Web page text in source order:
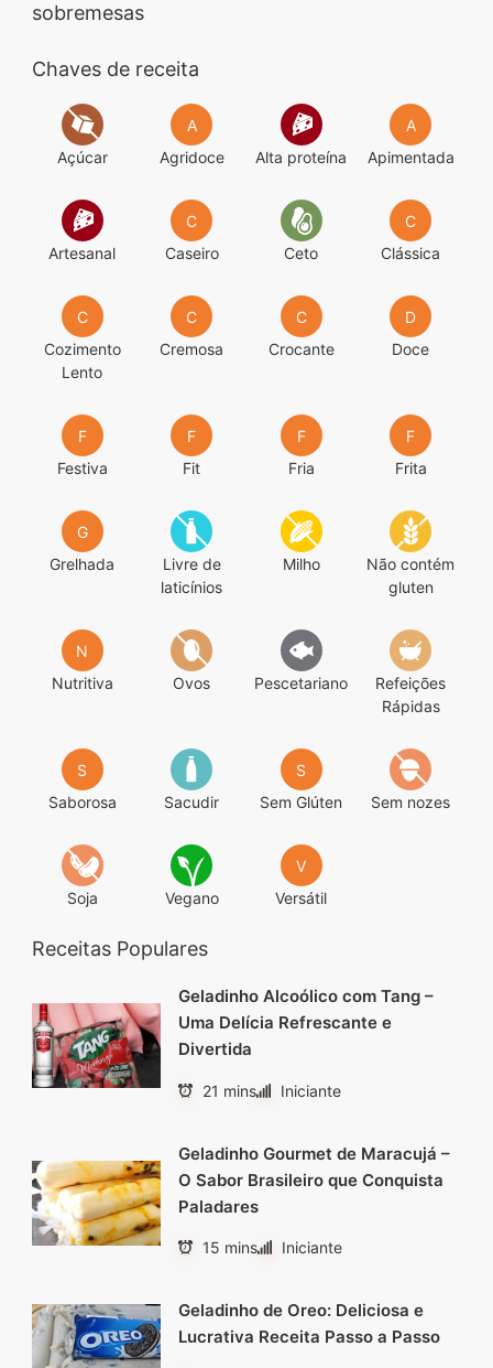
sobremesas
Chaves de receita
Açúcar
A
Agridoce
Alta proteína
A
Apimentada
Artesanal
C
Caseiro
Ceto
C
Clássica
C
Cozimento
Lento
C
Cremosa
C
Crocante
D
Doce
F
Festiva
F
Fit
F
Fria
F
Frita
G
Grelhada
Livre de
laticínios
Milho
Não contém
gluten
N
Nutritiva
Ovos Pescetariano
Refeições
Rápidas
S
Saborosa
Sacudir
S
Sem Glúten
Sem nozes
Soja Vegano
V
Versátil
Receitas Populares
Geladinho Alcoólico com Tang –
Uma Delícia Refrescante e
Divertida
21 mins Iniciante
Geladinho Gourmet de Maracujá –
O Sabor Brasileiro que Conquista
Paladares
15 mins Iniciante
Geladinho de Oreo: Deliciosa e
Lucrativa Receita Passo a Passo